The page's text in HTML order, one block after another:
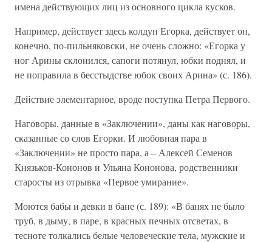
имена действующих лиц из основного цикла кусков.
Например, действует здесь колдун Егорка, действует он,
конечно, по-пильняковски, не очень сложно: «Егорка у
ног Арины склонился, сапоги потянул, юбки поднял, и
не поправила в бесстыдстве юбок своих Арина» (с. 186).
Действие элементарное, вроде поступка Петра Первого.
Наговоры, данные в «Заключении», даны как наговоры,
сказанные со слов Егорки. И любовная пара в
«Заключении» не просто пара, а – Алексей Семенов
Князьков-Кононов и Ульяна Кононова, родственники
старосты из отрывка «Первое умирание».
Моются бабы и девки в бане (с. 189): «В банях не было
труб, в дыму, в паре, в красных печных отсветах, в
тесноте толкались белые человеческие тела, мужские и